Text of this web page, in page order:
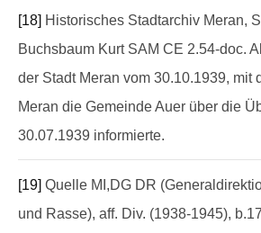
[18] Historisches Stadtarchiv Meran,
Buchsbaum Kurt SAM CE 2.54-doc.
der Stadt Meran vom 30.10.1939, mit
Meran die Gemeinde Auer über die
30.07.1939 informierte.
[19] Quelle MI,DG DR
und Rasse), aff. Div. (1938-1945),